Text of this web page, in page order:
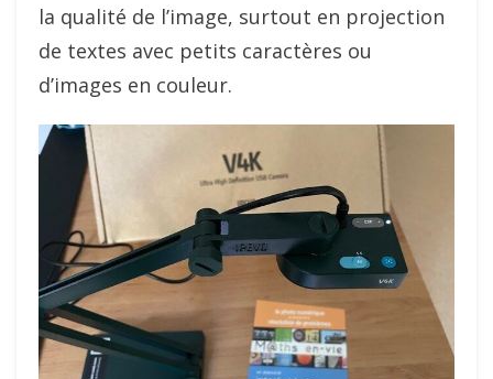
la qualité de l’image, surtout en projection
de textes avec petits caractères ou
d’images en couleur.